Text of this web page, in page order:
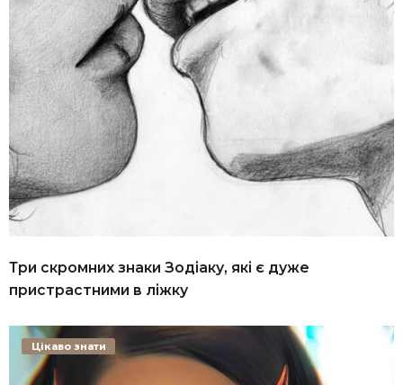
Три скромних знаки Зодіаку, які є дуже
пристрастними в ліжку
Цікаво знати